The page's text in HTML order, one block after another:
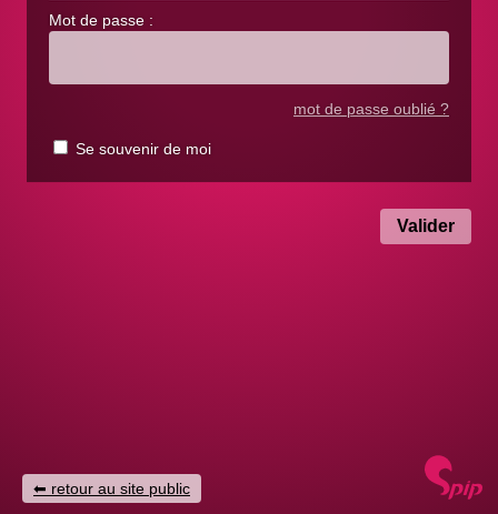
Mot de passe :
mot de passe oublié ?
Se souvenir de moi
retour au site public